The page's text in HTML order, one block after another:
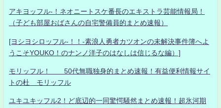
アキヨッフル-！ネオニートスケ番長のエキストラ芸能情報局！
（子ども部屋おばさんの自宅警備員的まとめ速報）
[ヨシヨシロッフル-！！-素浪人勇者カツオンの未解決事件簿へよ
うこそYOUKO！のナンノ洋子のはなしは信じるな編）]
モリッフル！ 50代無職独身的まとめ速報！有益便利情報サイ
トの杜 モリッフル
ユキユキッフル2！ど底辺的一同驚愕騒然まとめ速報！超氷河期